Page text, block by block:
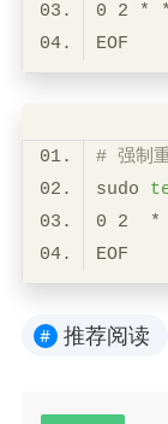
0 2 *
# 强制
sudo
0 2  *
# 推荐阅读